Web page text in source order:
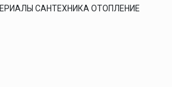
САНТЕХНИКА ОТОПЛЕНИЕ